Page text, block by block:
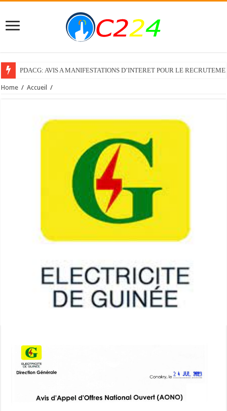
PDACG: AVIS A MANIFESTATIONS D’INTERET POUR LE
Home / Accueil /